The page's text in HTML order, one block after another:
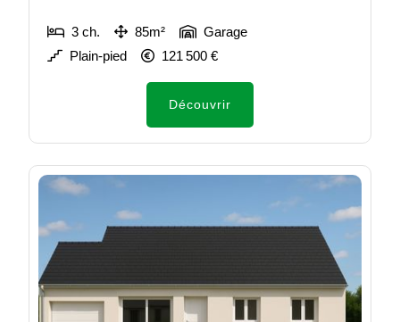
3 ch. 85m²
Garage
Plain-pied
121 500 €
Découvrir